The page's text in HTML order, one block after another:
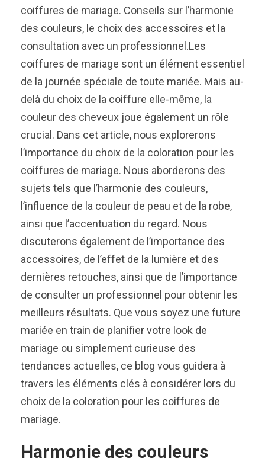
coiffures de mariage. Conseils sur l’harmonie
des couleurs, le choix des accessoires et la
consultation avec un professionnel.Les
coiffures de mariage sont un élément essentiel
de la journée spéciale de toute mariée. Mais au-
delà du choix de la coiffure elle-même, la
couleur des cheveux joue également un rôle
crucial. Dans cet article, nous explorerons
l’importance du choix de la coloration pour les
coiffures de mariage. Nous aborderons des
sujets tels que l’harmonie des couleurs,
l’influence de la couleur de peau et de la robe,
ainsi que l’accentuation du regard. Nous
discuterons également de l’importance des
accessoires, de l’effet de la lumière et des
dernières retouches, ainsi que de l’importance
de consulter un professionnel pour obtenir les
meilleurs résultats. Que vous soyez une future
mariée en train de planifier votre look de
mariage ou simplement curieuse des
tendances actuelles, ce blog vous guidera à
travers les éléments clés à considérer lors du
choix de la coloration pour les coiffures de
mariage.
Harmonie des couleurs